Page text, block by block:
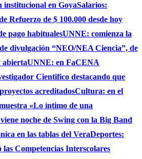
en GoyaSalarios:
Refuerzo de $ 100.000 desde hoy
pago habitualesUNNE: comienza la
divulgación “NEO/NEA Ciencia”, de
UNNE: en FaCENA
Cientifico destacando que
acreditadosCultura: en el
«Lo íntimo de una
noche de Swing con la Big Band
en las tablas del VeraDeportes:
Competencias Interscolares